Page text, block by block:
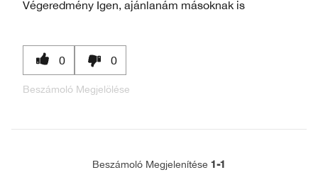
Végeredmény Igen, ajánlanám másoknak is
0 0
Beszámoló Megjelölése
Beszámoló Megjelenítése 1-1